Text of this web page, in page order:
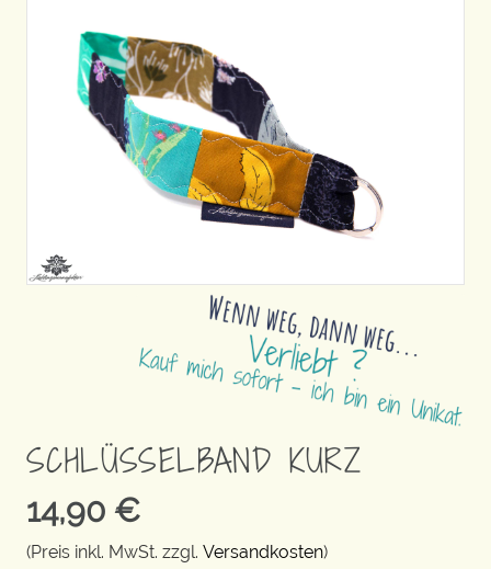
SCHLÜSSELBAND KURZ
14,90 €
(Preis inkl. MwSt. zzgl. Versandkosten)